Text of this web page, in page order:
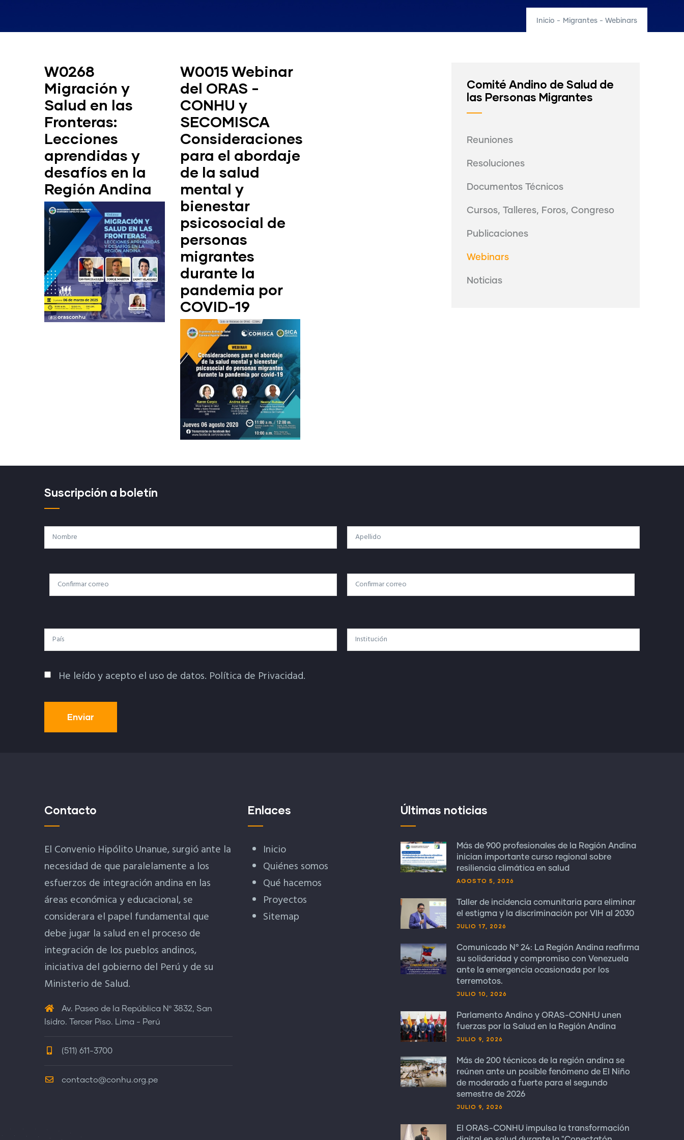
Inicio - Migrantes - Webinars
W0268
Migración y
Salud en las
Fronteras:
Lecciones
aprendidas y
desafíos en la
Región Andina
W0015 Webinar
del ORAS -
CONHU y
SECOMISCA
Consideraciones
para el abordaje
de la salud
mental y
bienestar
psicosocial de
personas
migrantes
durante la
pandemia por
COVID-19
Comité Andino de Salud de
las Personas Migrantes
Reuniones
Resoluciones
Documentos Técnicos
Cursos, Talleres, Foros, Congreso
Publicaciones
Webinars
Noticias
Suscripción a boletín
Nombre Apellido
Correo
Electrónico
Correo Electrónico Confirmar Correo
País Institución
Política De Privacidad
He leído y acepto el uso de datos. Política de Privacidad.
Contacto
El Convenio Hipólito Unanue, surgió ante la
necesidad de que paralelamente a los
esfuerzos de integración andina en las
áreas económica y educacional, se
considerara el papel fundamental que
debe jugar la salud en el proceso de
integración de los pueblos andinos,
iniciativa del gobierno del Perú y de su
Ministerio de Salud.
Av. Paseo de la República Nº 3832, San
Isidro. Tercer Piso. Lima - Perú
(511) 611-3700
contacto@conhu.org.pe
Enlaces
Inicio
Quiénes somos
Qué hacemos
Proyectos
Sitemap
Últimas noticias
Más de 900 profesionales de la Región Andina
inician importante curso regional sobre
resiliencia climática en salud
AGOSTO 5, 2026
Taller de incidencia comunitaria para eliminar
el estigma y la discriminación por VIH al 2030
JULIO 17, 2026
Comunicado N° 24: La Región Andina reafirma
su solidaridad y compromiso con Venezuela
ante la emergencia ocasionada por los
terremotos.
JULIO 10, 2026
Parlamento Andino y ORAS-CONHU unen
fuerzas por la Salud en la Región Andina
JULIO 9, 2026
Más de 200 técnicos de la región andina se
reúnen ante un posible fenómeno de El Niño
de moderado a fuerte para el segundo
semestre de 2026
JULIO 9, 2026
El ORAS-CONHU impulsa la transformación